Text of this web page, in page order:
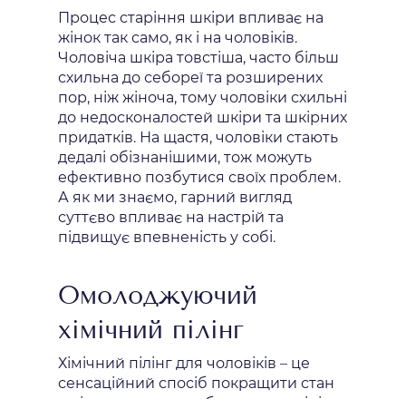
Процес старіння шкіри впливає на
жінок так само, як і на чоловіків.
Чоловіча шкіра товстіша, часто більш
схильна до себореї та розширених
пор, ніж жіноча, тому чоловіки схильні
до недосконалостей шкіри та шкірних
придатків. На щастя, чоловіки стають
дедалі обізнанішими, тож можуть
ефективно позбутися своїх проблем.
А як ми знаємо, гарний вигляд
суттєво впливає на настрій та
підвищує впевненість у собі.
Омолоджуючий
хімічний пілінг
Хімічний пілінг для чоловіків – це
сенсаційний спосіб покращити стан